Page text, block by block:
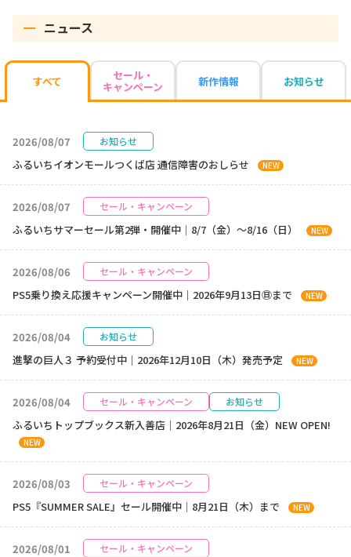
ニュース
すべて セール・
キャンペーン 新作情報 お知らせ
2026/08/07 お知らせ
ふるいちイオンモールつくば店 通信障害のおしらせ NEW
2026/08/07 セール・キャンペーン
ふるいちサマーセール第2弾・開催中｜8/7（金）～8/16（日） NEW
2026/08/06 セール・キャンペーン
PS5乗り換え応援キャンペーン開催中｜2026年9月13日㊐まで NEW
2026/08/04 お知らせ
進撃の巨人３ 予約受付中｜2026年12月10日（木）発売予定 NEW
2026/08/04 セール・キャンペーン お知らせ
ふるいちトップブックス新入善店｜2026年8月21日（金）NEW OPEN!
NEW
2026/08/03 セール・キャンペーン
PS5『SUMMER SALE』セール開催中｜8月21日（木）まで NEW
2026/08/01 セール・キャンペーン